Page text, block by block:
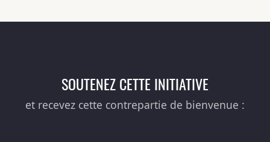
SOUTENEZ CETTE INITIATIVE
et recevez cette contrepartie de bienvenue :